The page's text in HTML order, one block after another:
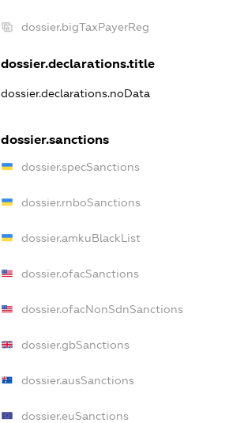
dossier.bigTaxPayerReg
dossier.declarations.title
dossier.declarations.noData
dossier.sanctions
dossier.specSanctions
dossier.rnboSanctions
dossier.amkuBlackList
dossier.ofacSanctions
dossier.ofacNonSdnSanctions
dossier.gbSanctions
dossier.ausSanctions
dossier.euSanctions